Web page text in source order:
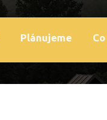
Plánujeme